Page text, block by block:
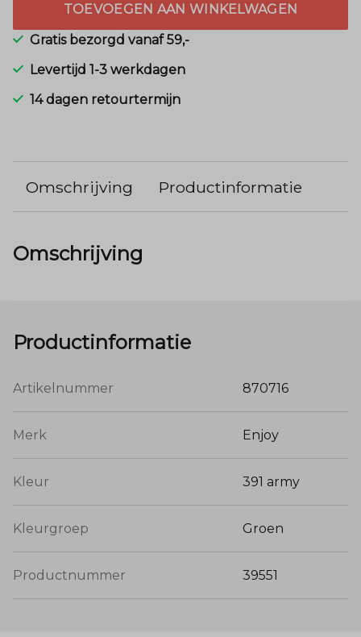
TOEVOEGEN AAN WINKELWAGEN
Gratis bezorgd vanaf 59,-
Levertijd 1-3 werkdagen
14 dagen retourtermijn
Omschrijving Productinformatie
Omschrijving
Productinformatie
Artikelnummer 870716
Merk Enjoy
Kleur 391 army
Kleurgroep Groen
Productnummer 39551